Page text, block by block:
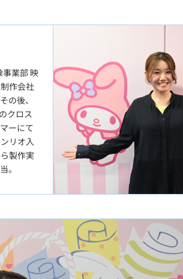
業部 映
作会社
の後、
クロス
ーにて
リオ入
製作実
。